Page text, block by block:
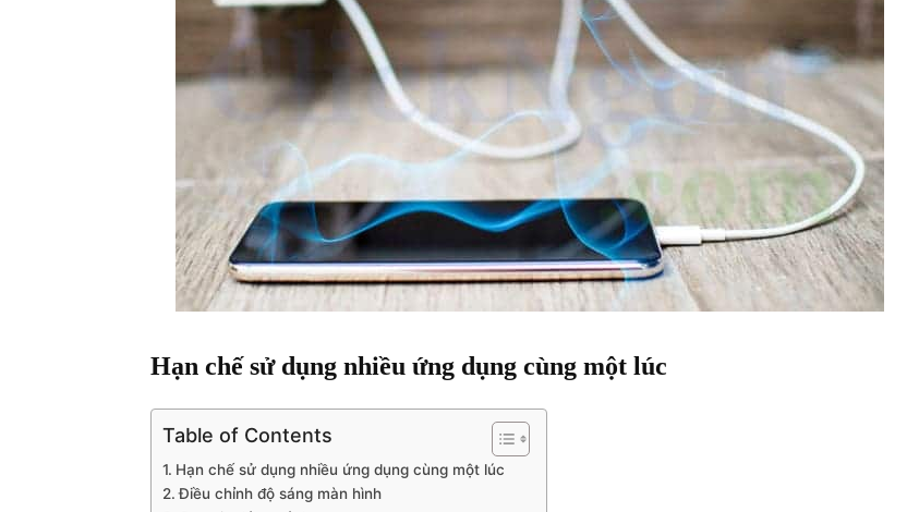
Hạn chế sử dụng nhiều ứng dụng cùng một lúc
Table of Contents
Hạn chế sử dụng nhiều ứng dụng cùng một lúc
Điều chỉnh độ sáng màn hình